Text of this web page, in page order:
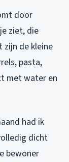
door
ziet, die
zijn de kleine
pasta,
met water en
had ik
dicht
bewoner